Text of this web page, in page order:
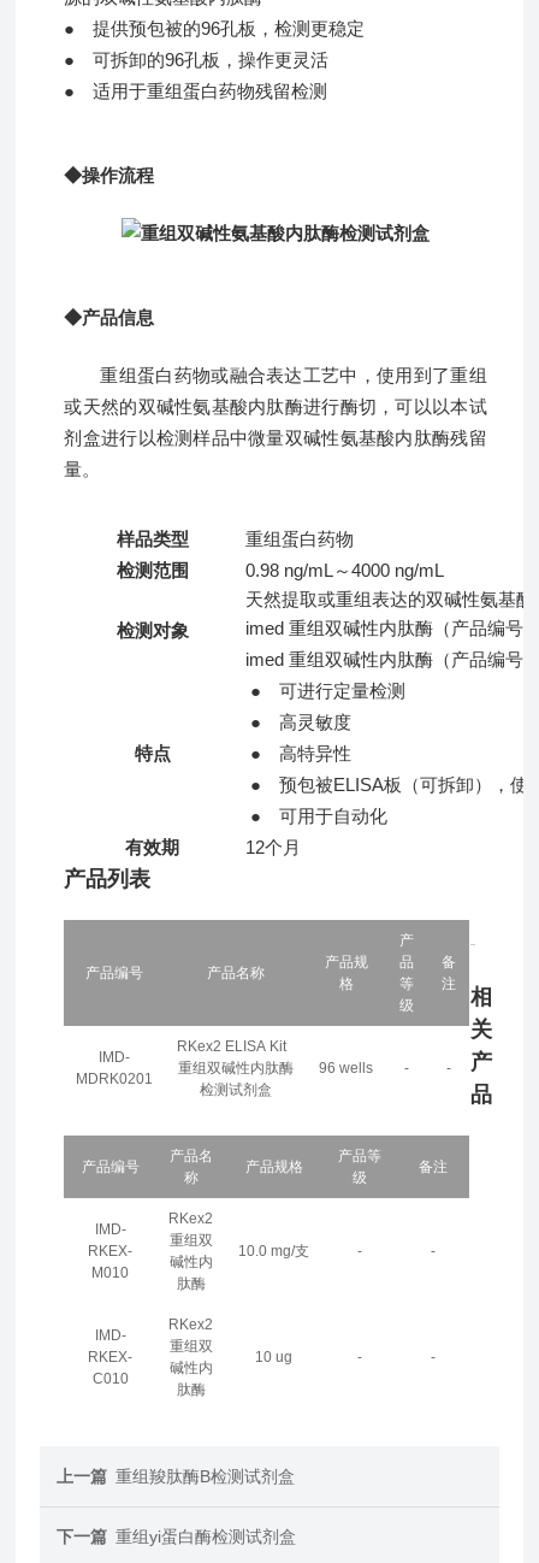
●提供预包被的96孔板，检测更稳定
●可拆卸的96孔板，操作更灵活
●适用于重组蛋白药物残留检测
◆操作流程
◆产品信息
重组蛋白药物或融合表达工艺中，使用到了重组
或天然的双碱性氨基酸内肽酶进行酶切，可以以本试
剂盒进行以检测样品中微量双碱性氨基酸内肽酶残留
量。
样品类型
重组蛋白药物
检测范围
0.98 ng/mL～4000 ng/mL
检测对象
天然提取或重组表达的双碱性氨基
imed 重组双碱性内肽酶（产品编号
imed 重组双碱性内肽酶（产品编号
特点
●可进行定量检测
●高灵敏度
●高特异性
●预包被ELISA板（可拆卸），使
●可用于自动化
有效期
12个月
产品列表
产品编号 产品名称
产品规
格
产
品
等
级
备
注
IMD-
MDRK0201
RKex2 ELISA Kit
重组双碱性内肽酶
检测试剂盒
96 wells - -
相
关
产
品
产品编号
产品名
称
产品规格
产品等
级
备注
IMD-
RKEX-
M010
RKex2
重组双
碱性内
肽酶
10.0 mg/支 - -
IMD-
RKEX-
C010
RKex2
重组双
碱性内
肽酶
10 ug - -
上一篇 重组羧肽酶B检测试剂盒
下一篇 重组yi蛋白酶检测试剂盒